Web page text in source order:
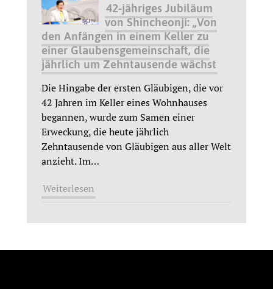
42-jähriges Jubiläum
von Shincheonji: „Von
den Anfängen in einem Keller zu
einer Glaubensgemeinschaft, die
jährlich um Zehntausende wächst
Die Hingabe der ersten Gläubigen, die vor
42 Jahren im Keller eines Wohnhauses
begannen, wurde zum Samen einer
Erweckung, die heute jährlich
Zehntausende von Gläubigen aus aller Welt
anzieht. Im…
Weiterlesen